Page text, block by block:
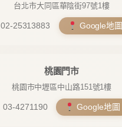
台北市大同區華陰街97號1樓
02-25313883 Google地圖
桃園門市
桃園市中壢區中山路151號1樓
03-4271190 Google地圖